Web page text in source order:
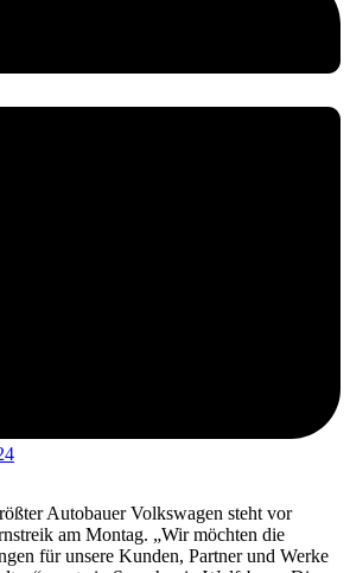
Autobauer Volkswagen steht vor
am Montag. „Wir möchten die
für unsere Kunden, Partner und Werke